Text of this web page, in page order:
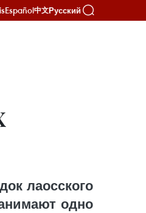
Español中文Русский
лаосского
одно